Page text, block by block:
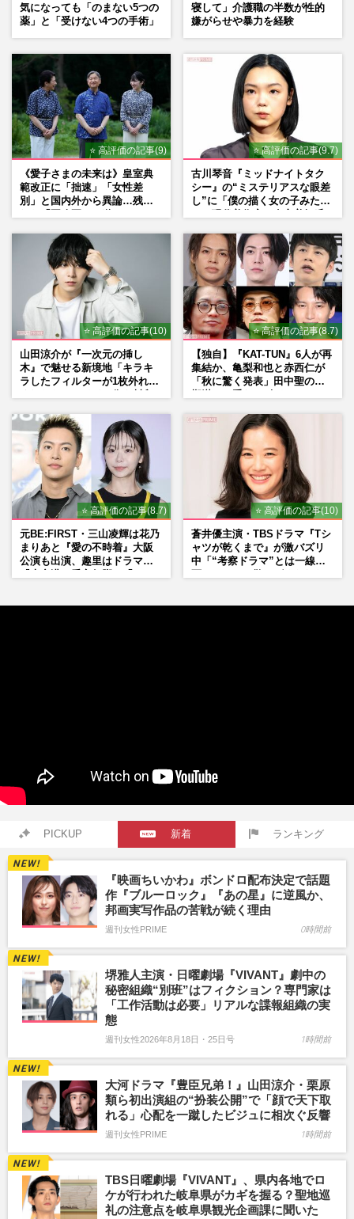
気になっても「のまない5つの
薬」と「受けない4つの手術」
寝して」介護職の半数が性的
嫌がらせや暴力を経験
⭐ 高評価の記事(9)
《愛子さまの未来は》皇室典
範改正に「拙速」「女性差
別」と国内外から異論…残さ
⭐ 高評価の記事(9.7)
古川琴音『ミッドナイトタク
シー』の“ミステリアスな眼差
し”に「僕の描く女の子みた
⭐ 高評価の記事(10)
山田涼介が『一次元の挿し
木』で魅せる新境地「キラキ
ラしたフィルターが1枚外れて
⭐ 高評価の記事(8.7)
【独自】『KAT-TUN』6人が再
集結か、亀梨和也と赤西仁が
「秋に驚く発表」田中聖の刑
⭐ 高評価の記事(8.7)
元BE:FIRST・三山凌輝は花乃
まりあと『愛の不時着』大阪
公演も出演、趣里はドラマ
⭐ 高評価の記事(10)
蒼井優主演・TBSドラマ『Tシ
ャツが乾くまで』が激バズリ
中「“考察ドラマ”とは一線を
PICKUP 新着 ランキング
『映画ちいかわ』ボンドロ配布決定で話題
作『ブルーロック』『あの星』に逆風か、
邦画実写作品の苦戦が続く理由
週刊女性PRIME 0時間前
堺雅人主演・日曜劇場『VIVANT』劇中の
秘密組織“別班”はフィクション？専門家は
「工作活動は必要」リアルな諜報組織の実
態
週刊女性2026年8月18日・25日号 1時間前
大河ドラマ『豊臣兄弟！』山田涼介・栗原
類ら初出演組の“扮装公開”で「顔で天下取
れる」心配を一蹴したビジュに相次ぐ反響
週刊女性PRIME 1時間前
TBS日曜劇場『VIVANT』、県内各地でロ
ケが行われた岐阜県がカギを握る？聖地巡
礼の注意点を岐阜県観光企画課に聞いた